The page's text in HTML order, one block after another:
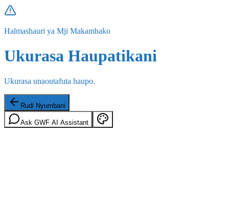
Halmashauri ya Mji Makambako
Ukurasa Haupatikani
Ukurasa unaoutafuta haupo.
Rudi Nyumbani
Ask GWF AI Assistant